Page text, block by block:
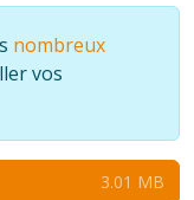
nombreux
vos
3.01 MB